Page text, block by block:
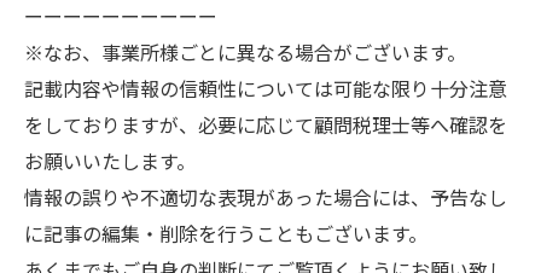
ーーーーーーーーーー
※なお、事業所様ごとに異なる場合がございます。
記載内容や情報の信頼性については可能な限り十分注意
をしておりますが、必要に応じて顧問税理士等へ確認を
お願いいたします。
情報の誤りや不適切な表現があった場合には、予告なし
に記事の編集・削除を行うこともございます。